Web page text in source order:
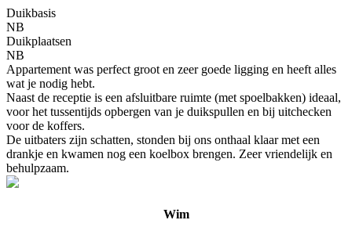
Duikbasis
NB
Duikplaatsen
NB
Appartement was perfect groot en zeer goede ligging en heeft alles
wat je nodig hebt.
Naast de receptie is een afsluitbare ruimte (met spoelbakken) ideaal,
voor het tussentijds opbergen van je duikspullen en bij uitchecken
voor de koffers.
De uitbaters zijn schatten, stonden bij ons onthaal klaar met een
drankje en kwamen nog een koelbox brengen. Zeer vriendelijk en
behulpzaam.
Wim